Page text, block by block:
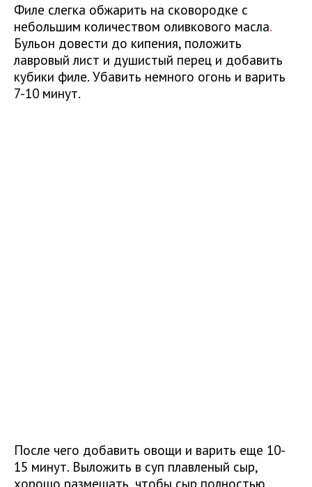
Филе слегка обжарить на сковородке с
небольшим количеством оливкового масла.
Бульон довести до кипения, положить
лавровый лист и душистый перец и добавить
кубики филе. Убавить немного огонь и варить
7-10 минут.
После чего добавить овощи и варить еще 10-
15 минут. Выложить в суп плавленый сыр,
хорошо размешать, чтобы сыр полностью